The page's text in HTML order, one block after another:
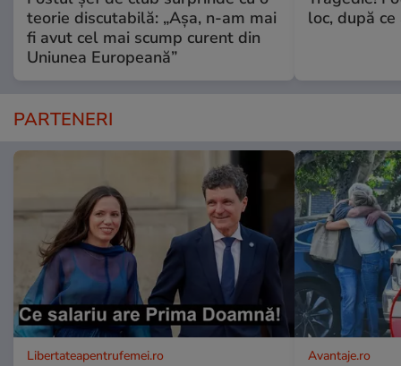
teorie discutabilă: „Așa, n-am mai
fi avut cel mai scump curent din
Uniunea Europeană”
loc, după
PARTENERI
Libertateapentrufemei.ro Avantaje.ro